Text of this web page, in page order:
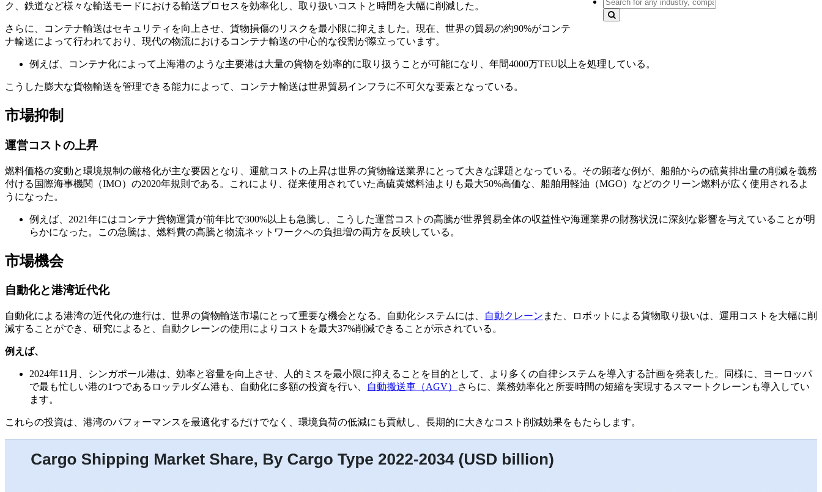
ク、鉄道など様々な輸送モードにおける輸送プロセスを効率化し、取り扱いコストと時間を大幅に削減した。
さらに、コンテナ輸送はセキュリティを向上させ、貨物損傷のリスクを最小限に抑えました。現在、世界の貿易の約90%がコンテ
ナ輸送によって行われており、現代の物流におけるコンテナ輸送の中心的な役割が際立っています。
例えば、コンテナ化によって上海港のような主要港は大量の貨物を効率的に取り扱うことが可能になり、年間4000万TEU以上を処理している。
こうした膨大な貨物輸送を管理できる能力によって、コンテナ輸送は世界貿易インフラに不可欠な要素となっている。
市場抑制
運営コストの上昇
燃料価格の変動と環境規制の厳格化が主な要因となり、運航コストの上昇は世界の貨物輸送業界にとって大きな課題となっている。その顕著な例が、船舶からの硫黄排出量の削減を義務
付ける国際海事機関（IMO）の2020年規則である。これにより、従来使用されていた高硫黄燃料油よりも最大50%高価な、船舶用軽油（MGO）などのクリーン燃料が広く使用されるよ
うになった。
例えば、2021年にはコンテナ貨物運賃が前年比で300%以上も急騰し、こうした運営コストの高騰が世界貿易全体の収益性や海運業界の財務状況に深刻な影響を与えていることが明
らかになった。この急騰は、燃料費の高騰と物流ネットワークへの負担増の両方を反映している。
市場機会
自動化と港湾近代化
自動化による港湾の近代化の進行は、世界の貨物輸送市場にとって重要な機会となる。自動化システムには、 自動クレーン また、ロボットによる貨物取り扱いは、運用コストを大幅に削
減することができ、研究によると、自動クレーンの使用によりコストを最大37%削減できることが示されている。
例えば、
2024年11月、シンガポール港は、効率と容量を向上させ、人的ミスを最小限に抑えることを目的として、より多くの自律システムを導入する計画を発表した。同様に、ヨーロッパ
で最も忙しい港の1つであるロッテルダム港も、自動化に多額の投資を行い、
自動搬送車（AGV）
さらに、業務効率化と所要時間の短縮を実現するスマートクレーンも導入してい
ます。
これらの投資は、港湾のパフォーマンスを最適化するだけでなく、環境負荷の低減にも貢献し、長期的に大きなコスト削減効果をもたらします。